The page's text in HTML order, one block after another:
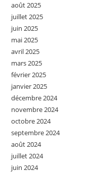
août 2025
juillet 2025
juin 2025
mai 2025
avril 2025
mars 2025
février 2025
janvier 2025
décembre 2024
novembre 2024
octobre 2024
septembre 2024
août 2024
juillet 2024
juin 2024